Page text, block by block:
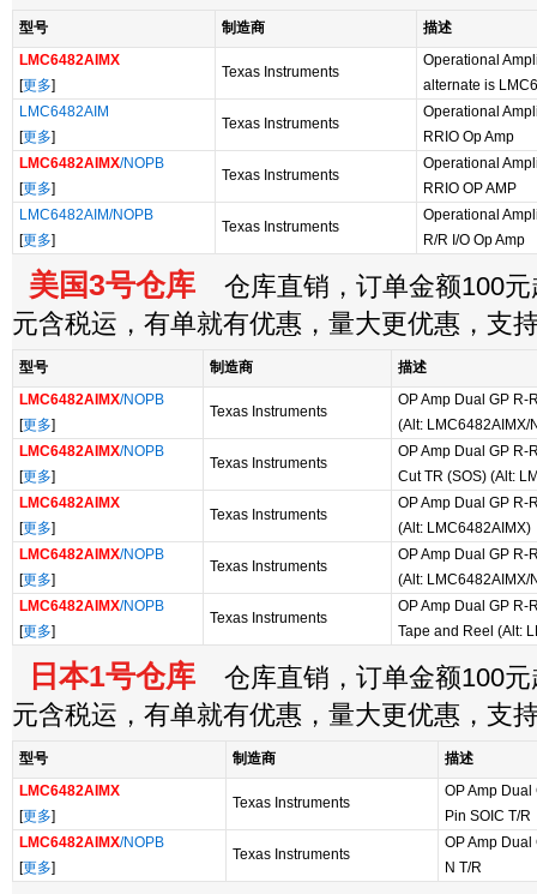
型号 制造商
描述
LMC6482AIMX
[更多]
Texas Instruments
Operational
alternate is
LMC6482AIM
[更多]
Texas Instruments
Operational
RRIO Op Amp
LMC6482AIMX/NOPB
[更多]
Texas Instruments
Operational
RRIO OP AMP
LMC6482AIM/NOPB
[更多]
Texas Instruments
Operational
R/R I/O Op Amp
美国3号仓库 仓库直销，订单金额100元
元含税运，有单就有优惠，量大更优惠，支
型号 制造商
描述
LMC6482AIMX/NOPB
[更多]
Texas Instruments
OP Amp Dual GP R-
(Alt: LMC6482AIMX/
LMC6482AIMX/NOPB
[更多]
Texas Instruments
OP Amp Dual GP R-
Cut TR (SOS) (Alt:
LMC6482AIMX
[更多]
Texas Instruments
OP Amp Dual GP R-
(Alt: LMC6482AIMX)
LMC6482AIMX/NOPB
[更多]
Texas Instruments
OP Amp Dual GP R-
(Alt: LMC6482AIMX/
LMC6482AIMX/NOPB
[更多]
Texas Instruments
OP Amp Dual GP R-
Tape and Reel (Alt:
日本1号仓库 仓库直销，订单金额100元
元含税运，有单就有优惠，量大更优惠，支
型号 制造商
描述
LMC6482AIMX
[更多]
Texas Instruments
OP Amp Dual
Pin SOIC T/R
LMC6482AIMX/NOPB
[更多]
Texas Instruments
OP Amp Dual
N T/R